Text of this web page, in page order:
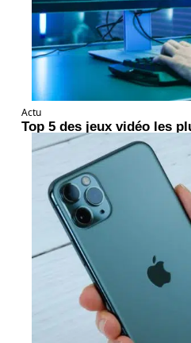
Actu
Top 5 des jeux vidéo les